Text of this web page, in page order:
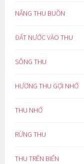
NẮNG THU BUỒN
ĐẤT NƯỚC VÀO THU
SÔNG THU
HƯƠNG THU GỢI NHỚ
THU NHỚ
RỪNG THU
THU TRÊN BIỂN